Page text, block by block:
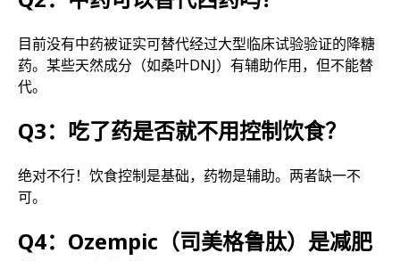
目前没有中药被证实可替代经过大型临床试验验证的降糖
药。某些天然成分（如桑叶DNJ）有辅助作用，但不能替
代。
Q3：吃了药是否就不用控制饮食？
绝对不行！饮食控制是基础，药物是辅助。两者缺一不
可。
Q4：Ozempic（司美格鲁肽）是减肥